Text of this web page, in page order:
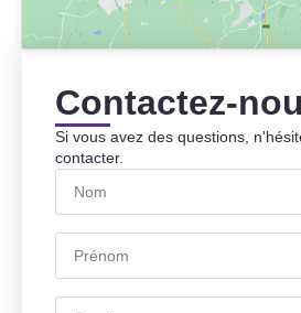
Contactez-
Si vous avez des questions,
contacter.
Nom
Prénom
Email